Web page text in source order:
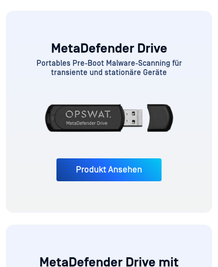
MetaDefender Drive
Portables Pre-Boot Malware-Scanning für
transiente und stationäre Geräte
Produkt Ansehen
MetaDefender Drive mit